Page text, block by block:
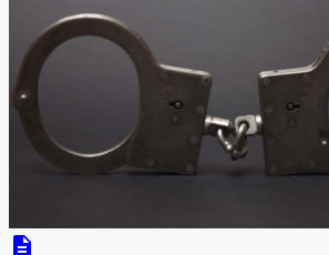
description